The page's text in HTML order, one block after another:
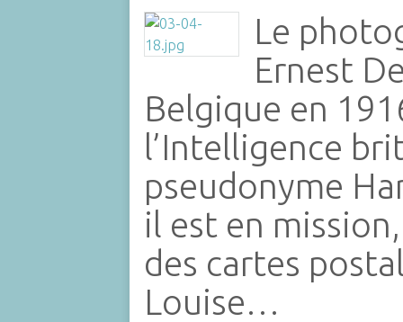
Le
Ernest
Belgique en
l’Intelligence
pseudonyme
il est en
des cartes
Louise…